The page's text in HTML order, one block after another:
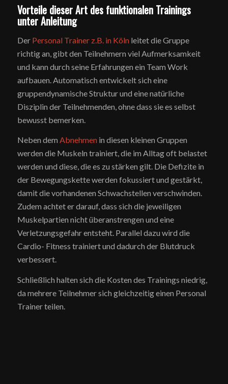
Vorteile dieser Art des funktionalen Trainings
unter Anleitung
Der Personal Trainer z.B. in Kölnleitet die Gruppe
richtig an, gibt den Teilnehmern viel Aufmerksamkeit
und kann durch seine Erfahrungen ein Team Work
aufbauen. Automatisch entwickelt sich eine
gruppendynamische Struktur und eine natürliche
Disziplin der Teilnehmenden, ohne dass sie es selbst
bewusst bemerken.
Neben dem Abnehmenin diesen kleinen Gruppen
werden die Muskeln trainiert, die im Alltag oft belastet
werden und diese, die es zu stärken gilt. Die Defizite in
der Bewegungskette werden fokussiert und gestärkt,
damit die vorhandenen Schwachstellen verschwinden.
Zudem achtet er darauf, dass sich die jeweiligen
Muskelpartien nicht überanstrengen und eine
Verletzungsgefahr entsteht. Parallel dazu wird die
Cardio- Fitness trainiert und dadurch der Blutdruck
verbessert.
Schließlich halten sich die Kosten des Trainings niedrig,
da mehrere Teilnehmer sich gleichzeitig einen Personal
Trainer teilen.